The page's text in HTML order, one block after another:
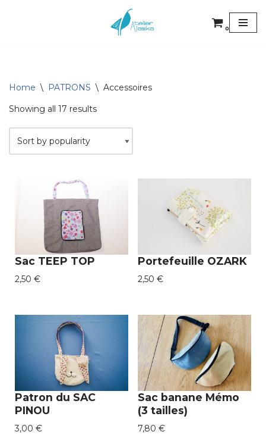
0
Home \ PATRONS \ Accessoires
Showing all 17 results
Sac TEEP TOP
2,50 €
Portefeuille OZARK
2,50 €
Patron du SAC
PINOU
3,00 €
Sac banane Mémo
(3 tailles)
7,80 €